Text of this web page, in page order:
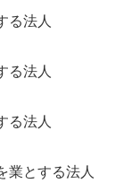
る法人
る法人
る法人
業とする法人